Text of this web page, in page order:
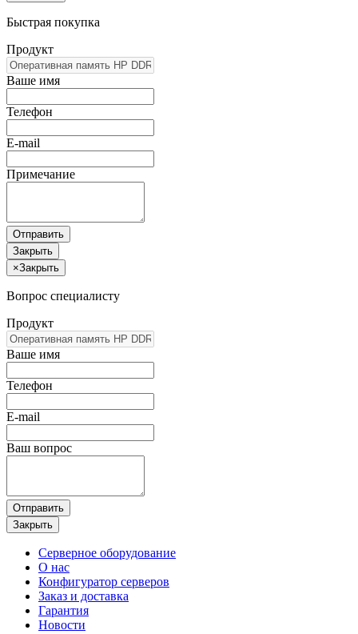
Быстрая покупка
Продукт
Ваше имя
Телефон
E-mail
Примечание
Отправить
Закрыть
×Закрыть
Вопрос специалисту
Продукт
Ваше имя
Телефон
E-mail
Ваш вопрос
Отправить
Закрыть
Серверное оборудование
О нас
Конфигуратор серверов
Заказ и доставка
Гарантия
Новости